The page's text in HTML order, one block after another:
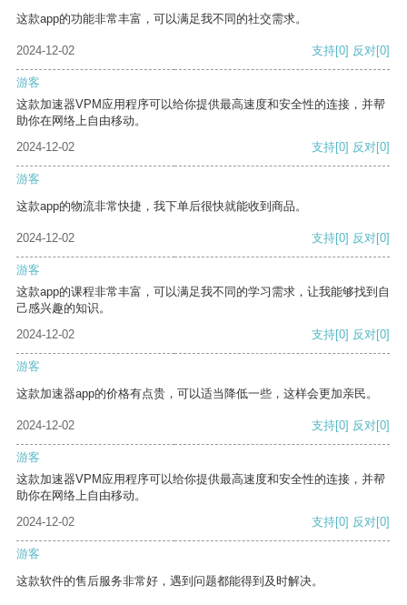
这款app的功能非常丰富，可以满足我不同的社交需求。
2024-12-02 支持[0] 反对[0]
游客
这款加速器VPM应用程序可以给你提供最高速度和安全性的连接，并帮
助你在网络上自由移动。
2024-12-02
支持[0] 反对[0]
游客
这款app的物流非常快捷，我下单后很快就能收到商品。
2024-12-02 支持[0] 反对[0]
游客
这款app的课程非常丰富，可以满足我不同的学习需求，让我能够找到自
己感兴趣的知识。
2024-12-02
支持[0] 反对[0]
游客
这款加速器app的价格有点贵，可以适当降低一些，这样会更加亲民。
2024-12-02 支持[0] 反对[0]
游客
这款加速器VPM应用程序可以给你提供最高速度和安全性的连接，并帮
助你在网络上自由移动。
2024-12-02
支持[0] 反对[0]
游客
这款软件的售后服务非常好，遇到问题都能得到及时解决。